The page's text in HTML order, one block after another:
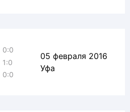
0:0
1:0
0:0
05 февраля 2016
Уфа